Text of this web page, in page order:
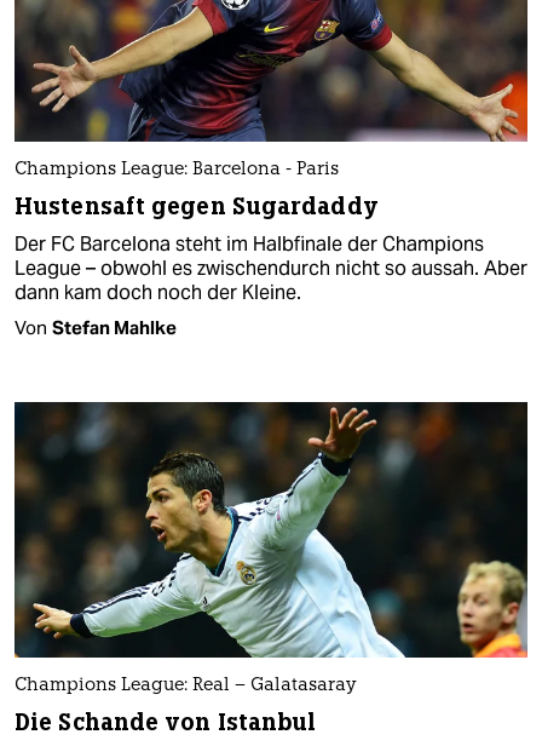
Champions League: Barcelona - Paris
Hustensaft gegen Sugardaddy
Der FC Barcelona steht im Halbfinale der Champions
League – obwohl es zwischendurch nicht so aussah. Aber
dann kam doch noch der Kleine.
Von Stefan Mahlke
Champions League: Real – Galatasaray
Die Schande von Istanbul